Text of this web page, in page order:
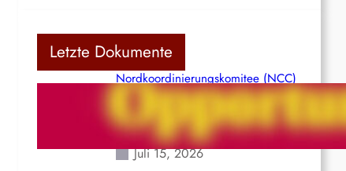
Letzte Dokumente
Nordkoordinierungskomitee (NCC)
der Kommunistischen Partei Indiens
(Maoistisch): Postmoderner
Opportunismus
Juli 15, 2026